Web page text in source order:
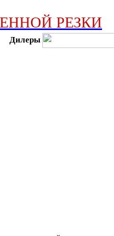
РЕЗКИ
Дилеры